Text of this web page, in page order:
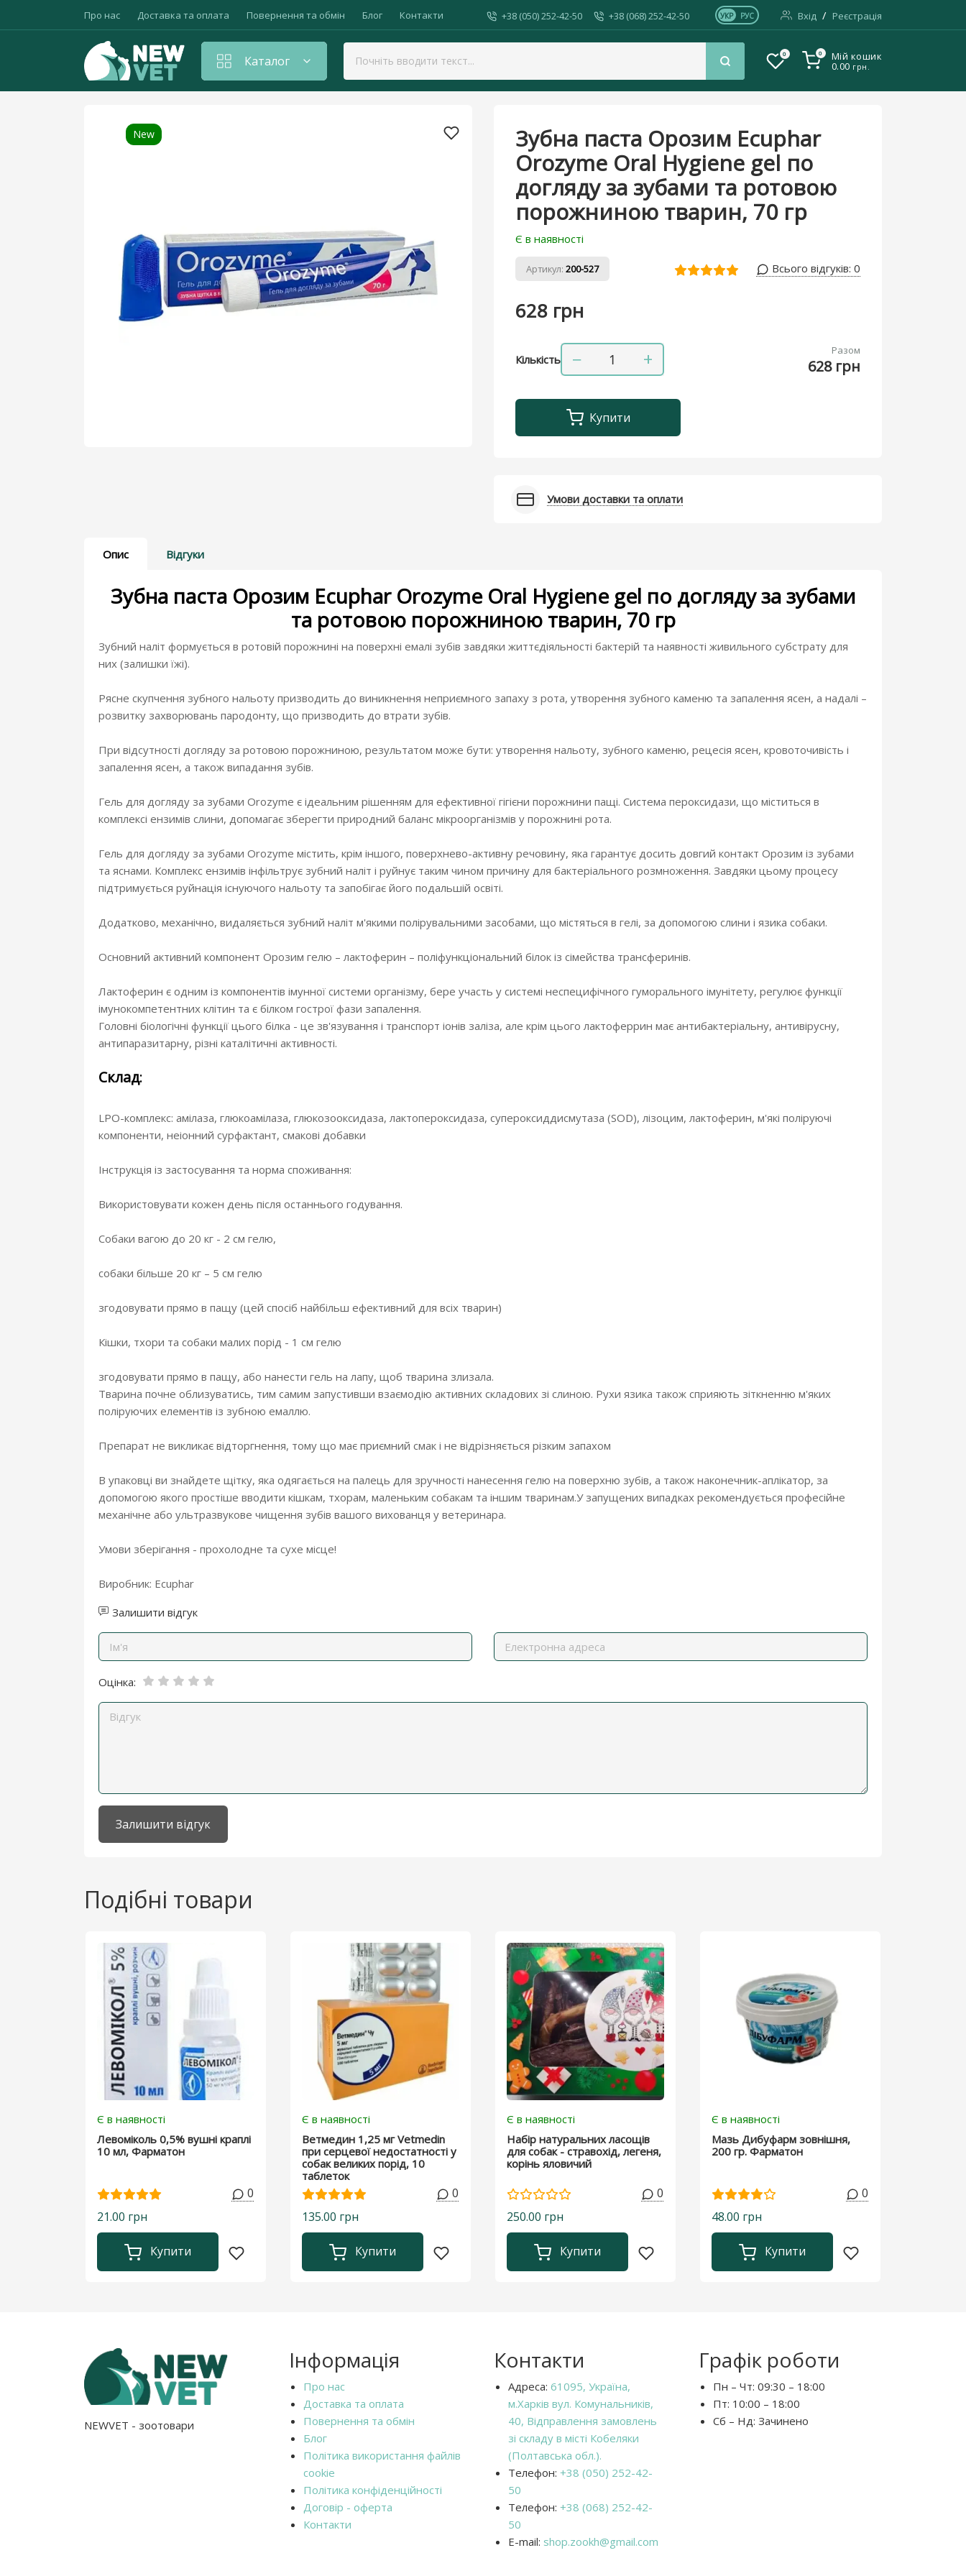
Про нас Доставка та оплата Повернення та обмін Блог Контакти +38 (050) 252-42-50 +38 (068) 252-42-50 УКР РУС Вхід / Реєстрація
Антибіотики
Гепатопротектори
Гормональні засоби, контрацептиви
Дезінфікуючі засоби
Каталог 0 0 Мій кошик
0.00 грн.
Головна Для кішок Зубна паста Орозим Ecuphar Orozyme Oral Hygiene gel по догляду за зубами та ротовою порожниною тварин, 70 гр
New
Зубна паста Орозим Ecuphar
Orozyme Oral Hygiene gel по
догляду за зубами та ротовою
порожниною тварин, 70 гр
Є в наявності
Артикул: 200-527 Всього відгуків: 0
628 грн
Кількість − + Разом
628 грн
Купити
Умови доставки та оплати
Опис Відгуки
Зубна паста Орозим Ecuphar Orozyme Oral Hygiene gel по догляду за зубами
та ротовою порожниною тварин, 70 гр
Зубний наліт формується в ротовій порожнині на поверхні емалі зубів завдяки життєдіяльності бактерій та наявності живильного субстрату для
них (залишки їжі).
Рясне скупчення зубного нальоту призводить до виникнення неприємного запаху з рота, утворення зубного каменю та запалення ясен, а надалі –
розвитку захворювань пародонту, що призводить до втрати зубів.
При відсутності догляду за ротовою порожниною, результатом може бути: утворення нальоту, зубного каменю, рецесія ясен, кровоточивість і
запалення ясен, а також випадання зубів.
Гель для догляду за зубами Orozyme є ідеальним рішенням для ефективної гігієни порожнини пащі. Система пероксидази, що міститься в
комплексі ензимів слини, допомагає зберегти природний баланс мікроорганізмів у порожнині рота.
Гель для догляду за зубами Orozyme містить, крім іншого, поверхнево-активну речовину, яка гарантує досить довгий контакт Орозим із зубами
та яснами. Комплекс ензимів інфільтрує зубний наліт і руйнує таким чином причину для бактеріального розмноження. Завдяки цьому процесу
підтримується руйнація існуючого нальоту та запобігає його подальшій освіті.
Додатково, механічно, видаляється зубний наліт м'якими полірувальними засобами, що містяться в гелі, за допомогою слини і язика собаки.
Основний активний компонент Орозим гелю – лактоферин – поліфункціональний білок із сімейства трансферинів.
Лактоферин є одним із компонентів імунної системи організму, бере участь у системі неспецифічного гуморального імунітету, регулює функції
імунокомпетентних клітин та є білком гострої фази запалення.
Головні біологічні функції цього білка - це зв'язування і транспорт іонів заліза, але крім цього лактоферрин має антибактеріальну, антивірусну,
антипаразитарну, різні каталітичні активності.
Склад:
LPO-комплекс: амілаза, глюкоамілаза, глюкозооксидаза, лактопероксидаза, супероксиддисмутаза (SOD), лізоцим, лактоферин, м'які поліруючі
компоненти, неіонний сурфактант, смакові добавки
Інструкція із застосування та норма споживання:
Використовувати кожен день після останнього годування.
Собаки вагою до 20 кг - 2 см гелю,
собаки більше 20 кг – 5 см гелю
згодовувати прямо в пащу (цей спосіб найбільш ефективний для всіх тварин)
Кішки, тхори та собаки малих порід - 1 см гелю
згодовувати прямо в пащу, або нанести гель на лапу, щоб тварина злизала.
Тварина почне облизуватись, тим самим запустивши взаємодію активних складових зі слиною. Рухи язика також сприяють зіткненню м'яких
поліруючих елементів із зубною емаллю.
Препарат не викликає відторгнення, тому що має приємний смак і не відрізняється різким запахом
В упаковці ви знайдете щітку, яка одягається на палець для зручності нанесення гелю на поверхню зубів, а також наконечник-аплікатор, за
допомогою якого простіше вводити кішкам, тхорам, маленьким собакам та іншим тваринам.У запущених випадках рекомендується професійне
механічне або ультразвукове чищення зубів вашого вихованця у ветеринара.
Умови зберігання - прохолодне та сухе місце!
Виробник: Ecuphar
Залишити відгук
Оцінка:
Залишити відгук
Подібні товари
Є в наявності
Левоміколь 0,5% вушні краплі
10 мл, Фарматон
0
21.00 грн
Купити
Є в наявності
Ветмедин 1,25 мг Vetmedin
при серцевої недостатності у
собак великих порід, 10
таблеток
0
135.00 грн
Купити
Є в наявності
Набір натуральних ласощів
для собак - стравохід, легеня,
корінь яловичий
0
250.00 грн
Купити
Є в наявності
Мазь Дибуфарм зовнішня,
200 гр. Фарматон
0
48.00 грн
Купити
NEWVET - зоотовари
Інформація
Про нас
Доставка та оплата
Повернення та обмін
Блог
Політика використання файлів
cookie
Політика конфіденційності
Договір - оферта
Контакти
Контакти
Адреса: 61095, Україна,
м.Харків вул. Комунальників,
40, Відправлення замовлень
зі складу в місті Кобеляки
(Полтавська обл.).
Телефон: +38 (050) 252-42-
50
Телефон: +38 (068) 252-42-
50
E-mail: shop.zookh@gmail.com
Графік роботи
Пн – Чт: 09:30 – 18:00
Пт: 10:00 – 18:00
Сб – Нд: Зачинено